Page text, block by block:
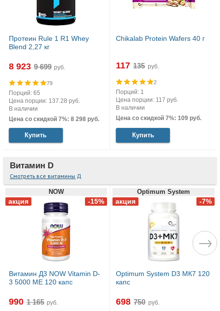
Протеин Rule 1 R1 Whey
Blend 2,27 кг
8 923 руб.
79
Порций: 65
Цена порции: 137.28 руб.
В наличии
Цена со скидкой 7%: 8 298 руб.
Купить
Chikalab Protein Wafers 40 г
117 руб.
2
Порций: 1
Цена порции: 117 руб.
В наличии
Цена со скидкой 7%: 109 руб.
Купить
Витамин D
Смотреть все витамины Д
NOW
Витамин Д3 NOW Vitamin D-
3 5000 МЕ 120 капс
990 руб.
Optimum System
Optimum System D3 МК7 120
капс
698
руб.